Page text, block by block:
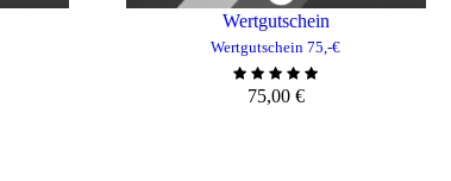
Wertgutschein
Wertgutschein 75,-€
75,00 €